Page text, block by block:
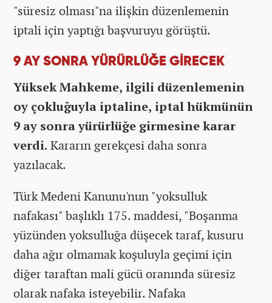
"süresiz olması"na ilişkin düzenlemenin
iptali için yaptığı başvuruyu görüştü.
9 AY SONRA YÜRÜRLÜĞE GİRECEK
Yüksek Mahkeme, ilgili düzenlemenin
oy çokluğuyla iptaline, iptal hükmünün
9 ay sonra yürürlüğe girmesine karar
verdi. Kararın gerekçesi daha sonra
yazılacak.
Türk Medeni Kanunu'nun "yoksulluk
nafakası" başlıklı 175. maddesi, "Boşanma
yüzünden yoksulluğa düşecek taraf, kusuru
daha ağır olmamak koşuluyla geçimi için
diğer taraftan mali gücü oranında süresiz
olarak nafaka isteyebilir. Nafaka